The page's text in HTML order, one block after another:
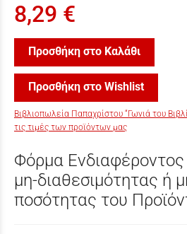
8,29 €
Προσθήκη στο Καλάθι
Προσθήκη στο Wishlist
Βιβλιοπωλεία Παπαχρίστου “Γωνιά του
τις τιμές των προϊόντων μας
Φόρμα
μη-διαθεσιμότητας ή
ποσότητας του